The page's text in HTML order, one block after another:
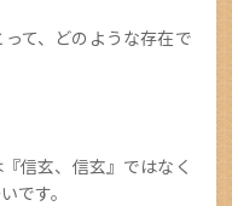
て、どのような存在で
信玄、信玄』ではなく
です。